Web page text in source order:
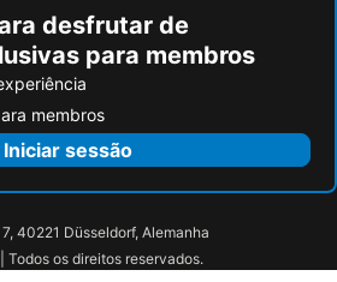
Hotel KLE, BW Signature Collection
Hotel Le Manoir
desfrutar de
para membros
membros
Iniciar sessão
40221 Düsseldorf, Alemanha
os direitos reservados.